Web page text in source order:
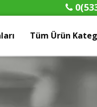
Tüm Ürün